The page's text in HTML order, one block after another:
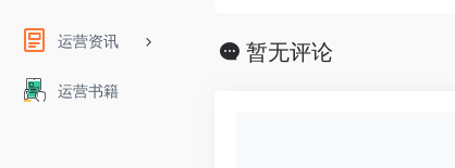
运营资讯
运营书籍
暂无评论